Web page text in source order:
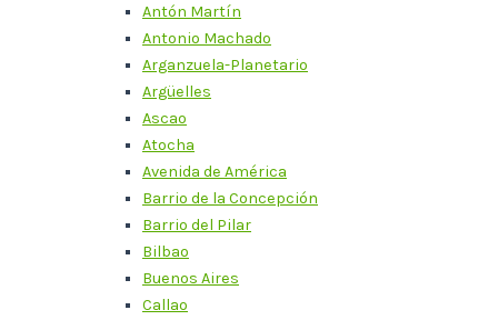
Antón Martín
Antonio Machado
Arganzuela-Planetario
Argüelles
Ascao
Atocha
Avenida de América
Barrio de la Concepción
Barrio del Pilar
Bilbao
Buenos Aires
Callao